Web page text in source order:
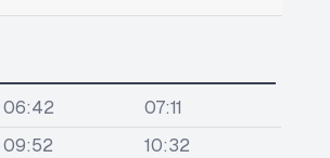
06:42
07:11
09:52
10:32